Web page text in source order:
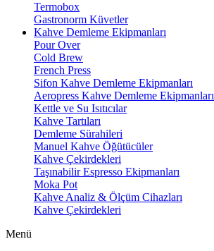
Termobox
Gastronorm Küvetler
Kahve Demleme Ekipmanları
Pour Over
Cold Brew
French Press
Sifon Kahve Demleme Ekipmanları
Aeropress Kahve Demleme Ekipmanları
Kettle ve Su Isıtıcılar
Kahve Tartıları
Demleme Sürahileri
Manuel Kahve Öğütücüler
Kahve Çekirdekleri
Taşınabilir Espresso Ekipmanları
Moka Pot
Kahve Analiz & Ölçüm Cihazları
Kahve Çekirdekleri
Menü